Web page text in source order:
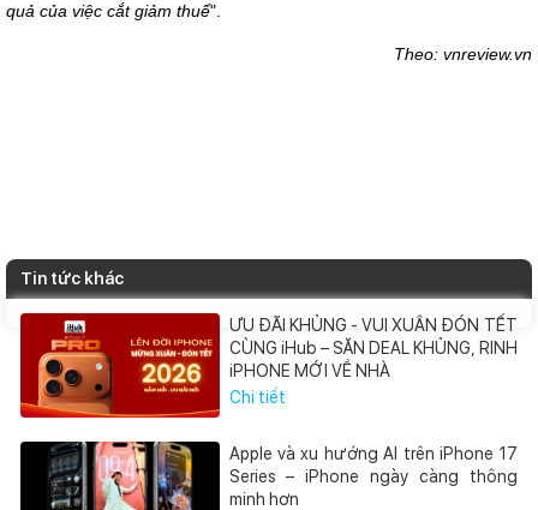
quả của việc cắt giảm thuế".
Theo: vnreview.vn
Tin tức khác
ƯU ĐÃI KHỦNG - VUI XUÂN ĐÓN TẾT
CÙNG iHub – SĂN DEAL KHỦNG, RINH
iPHONE MỚI VỀ NHÀ
Chi tiết
Apple và xu hướng AI trên iPhone 17
Series – iPhone ngày càng thông
minh hơn